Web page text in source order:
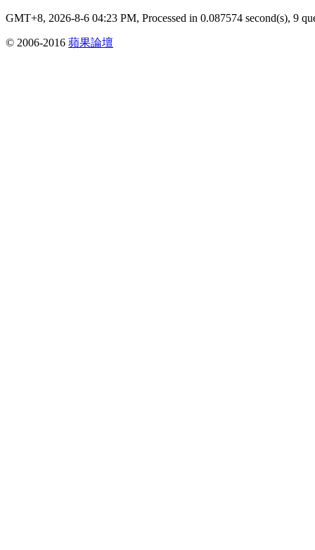
GMT+8, 2026-8-6 04:23 PM, Processed in 0.087574 second(s), 9
© 2006-2016 蘋果論壇